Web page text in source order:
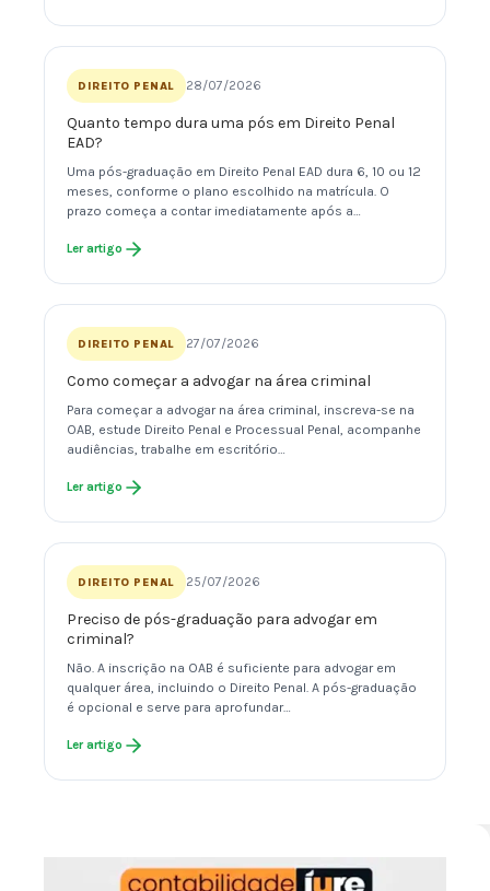
DIREITO PENAL 28/07/2026
Quanto tempo dura uma pós em Direito Penal
EAD?
Uma pós-graduação em Direito Penal EAD dura 6, 10 ou 12
meses, conforme o plano escolhido na matrícula. O
prazo começa a contar imediatamente após a…
Ler artigo
DIREITO PENAL 27/07/2026
Como começar a advogar na área criminal
Para começar a advogar na área criminal, inscreva-se na
OAB, estude Direito Penal e Processual Penal, acompanhe
audiências, trabalhe em escritório…
Ler artigo
DIREITO PENAL 25/07/2026
Preciso de pós-graduação para advogar em
criminal?
Não. A inscrição na OAB é suficiente para advogar em
qualquer área, incluindo o Direito Penal. A pós-graduação
é opcional e serve para aprofundar…
Ler artigo